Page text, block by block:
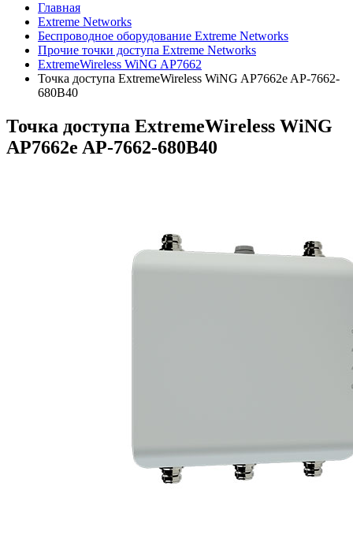
Главная
Extreme Networks
Беспроводное оборудование Extreme Networks
Прочие точки доступа Extreme Networks
ExtremeWireless WiNG AP7662
Точка доступа ExtremeWireless WiNG AP7662e AP-7662-
680B40
Точка доступа ExtremeWireless WiNG
AP7662e AP-7662-680B40